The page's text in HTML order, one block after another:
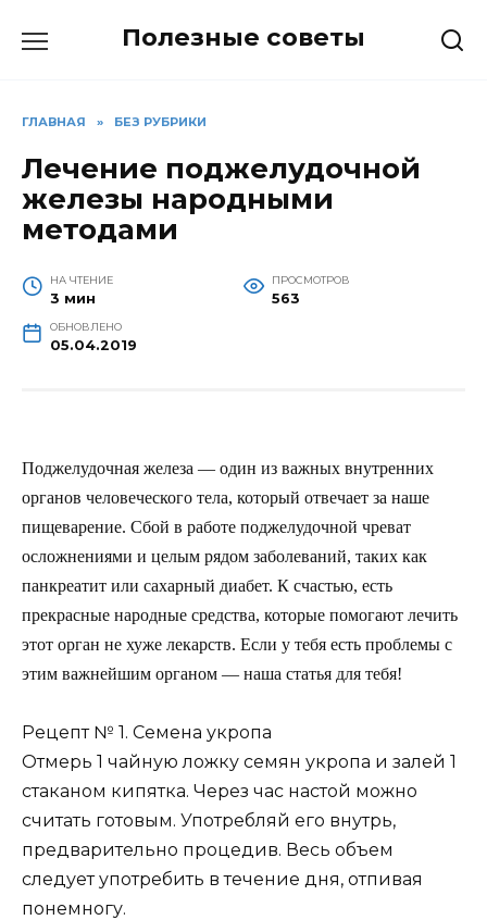
Полезные советы
ГЛАВНАЯ » БЕЗ РУБРИКИ
Лечение поджелудочной
железы народными
методами
НА ЧТЕНИЕ
3 мин
ПРОСМОТРОВ
563
ОБНОВЛЕНО
05.04.2019
Поджелудочная железа — один из важных внутренних
органов человеческого тела, который отвечает за наше
пищеварение. Сбой в работе поджелудочной чреват
осложнениями и целым рядом заболеваний, таких как
панкреатит или сахарный диабет. К счастью, есть
прекрасные народные средства, которые помогают лечить
этот орган не хуже лекарств. Если у тебя есть проблемы с
этим важнейшим органом — наша статья для тебя!
Рецепт № 1. Семена укропа
Отмерь 1 чайную ложку семян укропа и залей 1
стаканом кипятка. Через час настой можно
считать готовым. Употребляй его внутрь,
предварительно процедив. Весь объем
следует употребить в течение дня, отпивая
понемногу.